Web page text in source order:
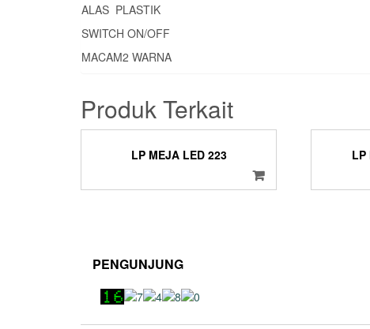
ALAS PLASTIK
SWITCH ON/OFF
MACAM2 WARNA
Produk Terkait
LP MEJA LED 223 LP
PENGUNJUNG